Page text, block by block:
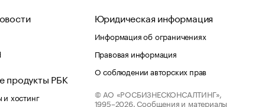
продукты РБК
хостинг
Юридическая информация
Информация об ограничениях
Правовая информация
О соблюдении авторских прав
© АО «РОСБИЗНЕСКОНСАЛТИНГ»,
1995–2026. Сообщения и материалы